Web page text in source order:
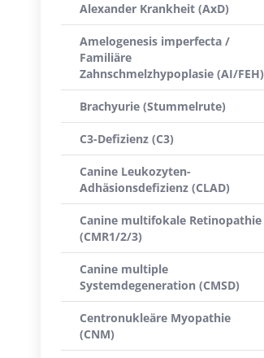
Alexander Krankheit (AxD)
Amelogenesis imperfecta /
Familiäre
Zahnschmelzhypoplasie (AI/FEH)
Brachyurie (Stummelrute)
C3-Defizienz (C3)
Canine Leukozyten-
Adhäsionsdefizienz (CLAD)
Canine multifokale Retinopathie
(CMR1/2/3)
Canine multiple
Systemdegeneration (CMSD)
Centronukleäre Myopathie
(CNM)